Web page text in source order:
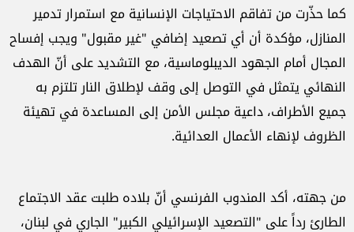
كما حذّرت من تفاقم الاحتياجات الإنسانية مع استمرار تدمير
المنازل، مؤكدة أن أي تصعيد إضافي "غير مقبول" ويجب إفساح
المجال أمام الجهود الديبلوماسية، مع التشديد على أنّ الهدف
النهائي يتمثل في التوصل إلى وقف لإطلاق النار تلتزم به
جميع الأطراف، داعية مجلس الأمن إلى المساعدة في تهيئة
الظروف لإنهاء الأعمال العدائية.
من جهته، أكد المندوب الفرنسي أنّ بلاده طلبت عقد الاجتماع
الطارئ رداً على "التصعيد الإسرائيلي الكبير" الجاري في لبنان،